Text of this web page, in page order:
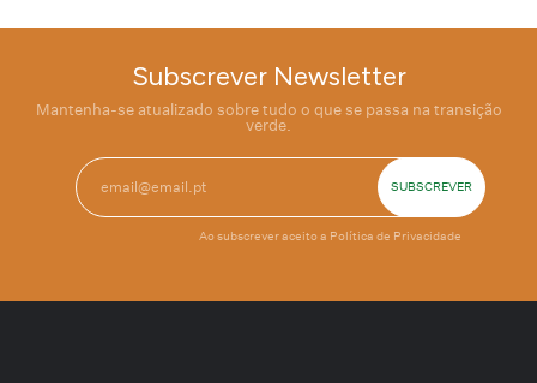
Subscrever Newsletter
Mantenha-se atualizado sobre tudo o que se passa na transição
verde.
Ao subscrever aceito a Política de Privacidade